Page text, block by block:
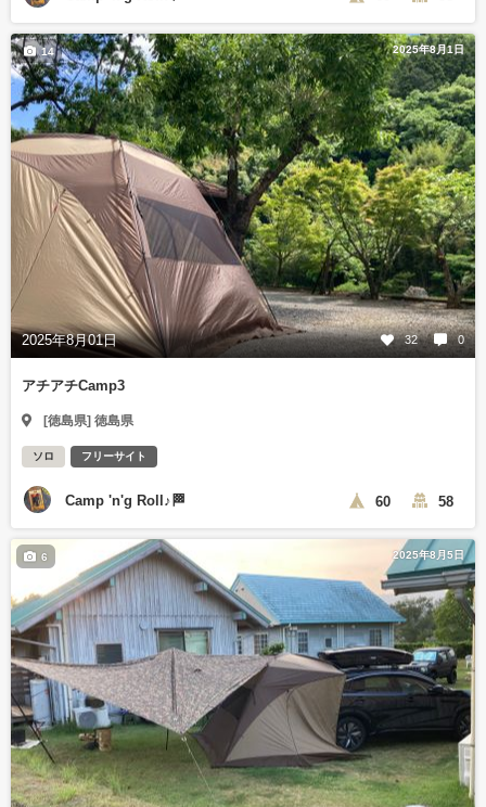
2025年8月1日
2025年8月01日 32 0
14
アチアチCamp3
[徳島県] 徳島県
ソロ フリーサイト
Camp 'n'g Roll♪🏁 60 58
2025年8月5日
6